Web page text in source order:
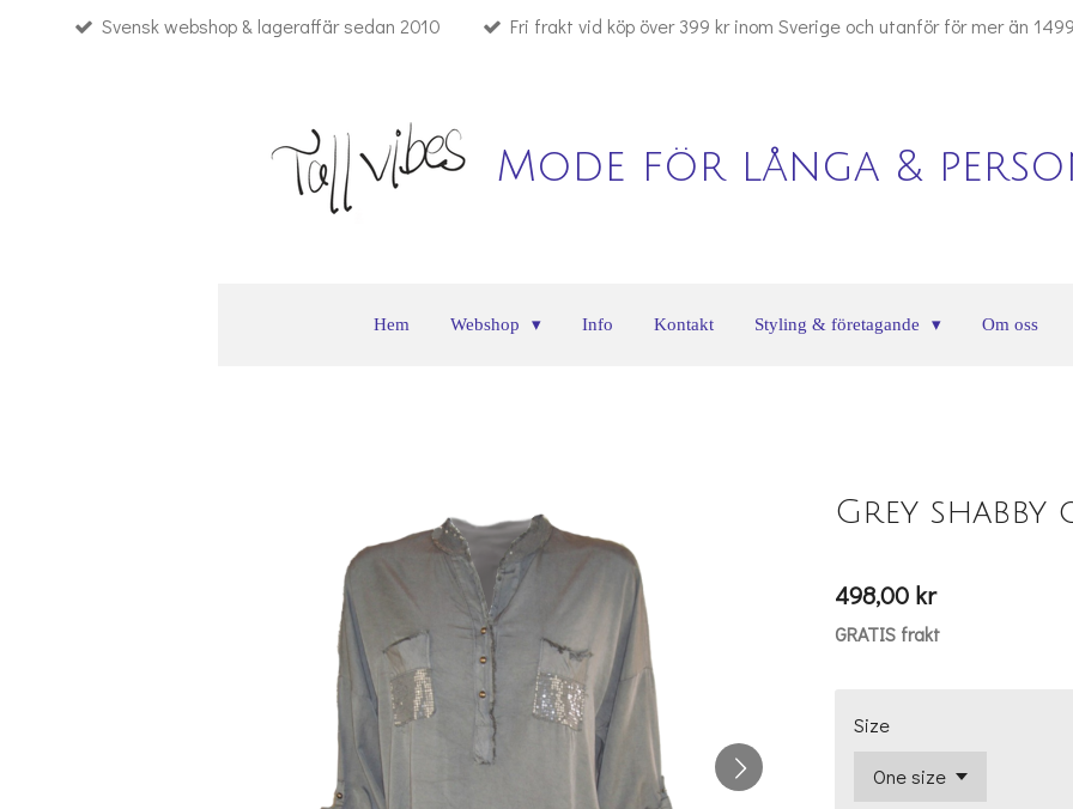
Svensk webshop & lageraffär sedan 2010 Fri frakt vid köp över 399 kr inom Sverige och utanför för mer än
Mode för långa &
Hem Webshop Info Kontakt Styling & företagande Om oss
Grey shabby
498,00 kr
GRATIS frakt
Size